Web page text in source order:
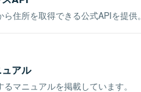
住所を取得できる公式APIを提供。
アル
マニュアルを掲載しています。